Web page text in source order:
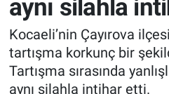
aynı silahla
Kocaeli’nin Çayırova
tartışma korkunç bir
Tartışma sırasında
aynı silahla intihar etti.
Kilimli
Asayiş
Süper Lig Puan Durumu
Tüm Manşetler